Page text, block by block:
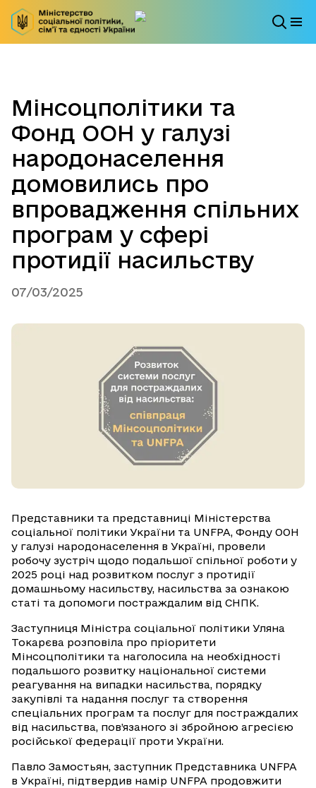
Мінсоцполітики та
Фонд ООН у галузі
народонаселення
домовились про
впровадження спільних
програм у сфері
протидії насильству
07/03/2025
Представники та представниці Міністерства
соціальної політики України та UNFPA, Фонду ООН
у галузі народонаселення в Україні, провели
робочу зустріч щодо подальшої спільної роботи у
2025 році над розвитком послуг з протидії
домашньому насильству, насильства за ознакою
статі та допомоги постраждалим від СНПК.
Заступниця Міністра соціальної політики Уляна
Токарєва розповіла про пріоритети
Мінсоцполітики та наголосила на необхідності
подальшого розвитку національної системи
реагування на випадки насильства, порядку
закупівлі та надання послуг та створення
спеціальних програм та послуг для постраждалих
від насильства, пов’язаного зі збройною агресією
російської федерації проти України.
Павло Замостьян, заступник Представника UNFPA
в Україні, підтвердив намір UNFPA продовжити